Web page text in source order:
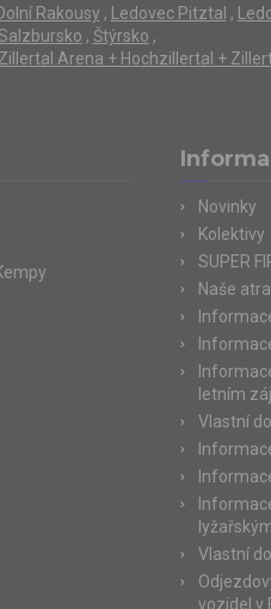
Rakousy , Ledovec Pitztal ,
, Štýrsko ,
Zillertal Arena + Hochzillertal +
Novinky
Kolektivy
SUPER
Naše
letním
Vlastní
Vlastní
vozidel v